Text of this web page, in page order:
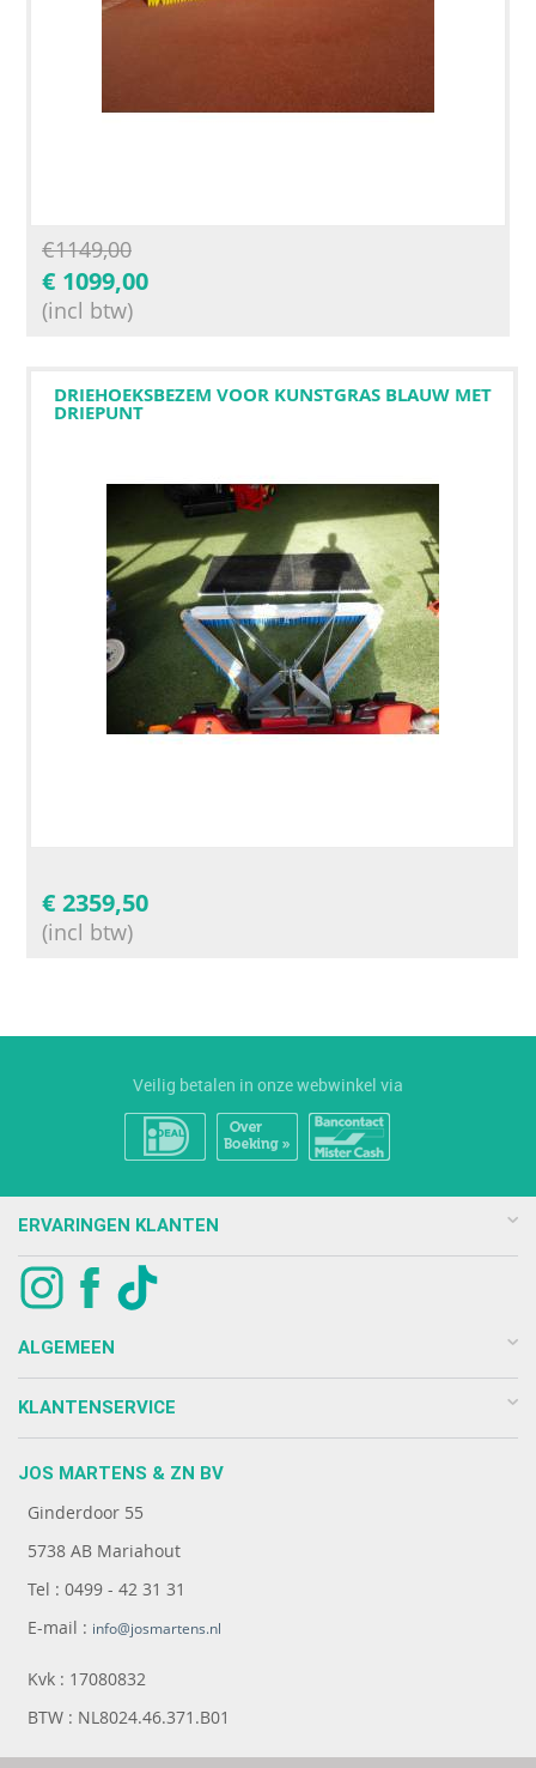
€1149,00
€ 1099,00
(incl btw)
DRIEHOEKSBEZEM VOOR KUNSTGRAS BLAUW MET
DRIEPUNT
€ 2359,50
(incl btw)
Veilig betalen in onze webwinkel via
ERVARINGEN KLANTEN
ALGEMEEN
KLANTENSERVICE
JOS MARTENS & ZN BV
Ginderdoor 55
5738 AB Mariahout
Tel : 0499 - 42 31 31
E-mail : info@josmartens.nl
Kvk : 17080832
BTW : NL8024.46.371.B01